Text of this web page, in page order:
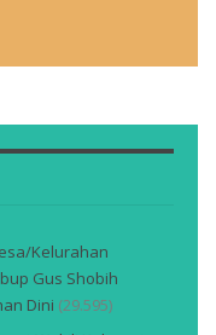
Kelurahan
Gus Shobih
Dini (29.595)